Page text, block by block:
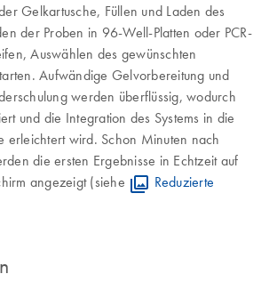
Gelkartusche, Füllen und Laden des
der Proben in 96-Well-Platten oder PCR-
Auswählen des gewünschten
Aufwändige Gelvorbereitung und
werden überflüssig, wodurch
und die Integration des Systems in die
erleichtert wird. Schon Minuten nach
die ersten Ergebnisse in Echtzeit auf
angezeigt (siehe
Reduzierte